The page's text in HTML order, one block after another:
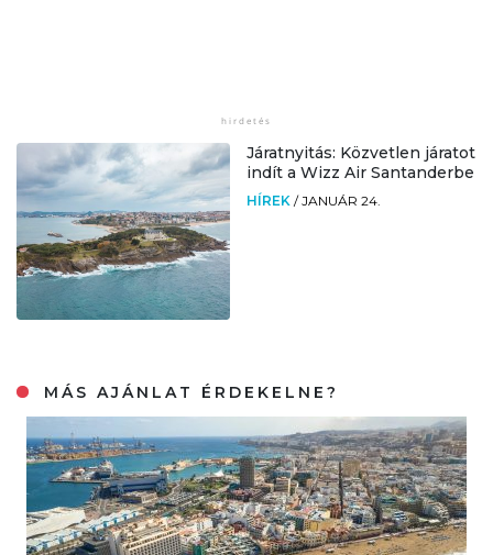
Járatnyitás: Közvetlen járatot
indít a Wizz Air Santanderbe
HÍREK /JANUÁR 24.
MÁS AJÁNLAT ÉRDEKELNE?